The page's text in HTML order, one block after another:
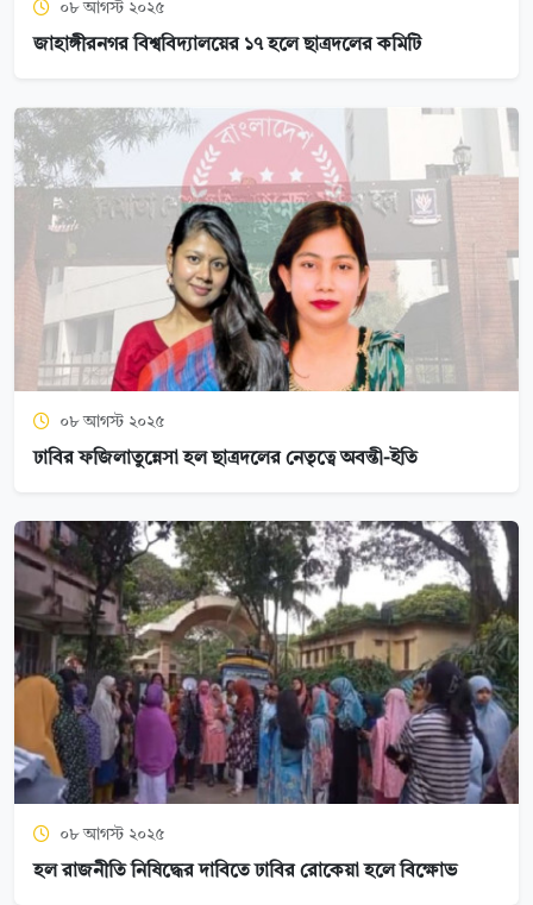
০৮ আগস্ট ২০২৫
জাহাঙ্গীরনগর বিশ্ববিদ্যালয়ের ১৭ হলে ছাত্রদলের কমিটি
০৮ আগস্ট ২০২৫
ঢাবির ফজিলাতুন্নেসা হল ছাত্রদলের নেতৃত্বে অবন্তী-ইতি
০৮ আগস্ট ২০২৫
হল রাজনীতি নিষিদ্ধের দাবিতে ঢাবির রোকেয়া হলে বিক্ষোভ